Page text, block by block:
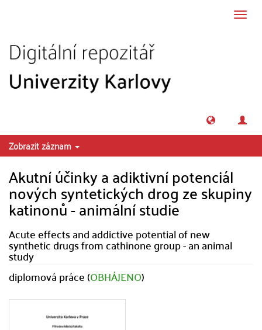
Zobrazit záznam
Akutní účinky a adiktivní potenciál
nových syntetických drog ze skupiny
katinonů - animální studie
Acute effects and addictive potential of new
synthetic drugs from cathinone group - an animal
study
diplomová práce (OBHÁJENO)